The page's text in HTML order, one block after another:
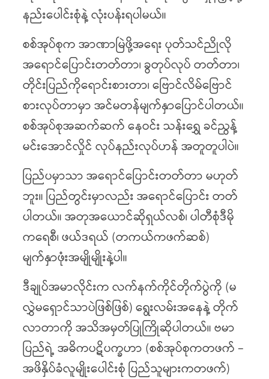
နည်းပေါင်းစုံနဲ့ လုံးပန်းရပါမယ်။
စစ်အုပ်စုက အာဏာမြဲဖို့အရေး ပုတ်သင်ညိုလို
အရောင်ပြောင်းတတ်တာ၊ ခွတုပ်လုပ် တတ်တာ၊
တိုင်းပြည်ကိုရောင်းစားတာ၊ ဗြောင်လိမ်ဗြောင်
စားလုပ်တာမှာ အင်မတန်မျက်နှာပြောင်ပါတယ်။
စစ်အုပ်စုအဆက်ဆက် နေဝင်း သန်းရွှေ ခင်ညွန့်
မင်းအောင်လှိုင် လုပ်နည်းလုပ်ဟန် အတူတူပါပဲ။
ပြည်ပမှာသာ အရောင်ပြောင်းတတ်တာ မဟုတ်
ဘူး။ ပြည်တွင်းမှာလည်း အရောင်ပြောင်း တတ်
ပါတယ်။ အတုအယောင်ဆိုရှယ်လစ်၊ ပါတီစုံဒီမို
ကရေစီ၊ ဖယ်ဒရယ် (တကယ်ကဖက်ဆစ်)
မျက်နှာဖုံးအမျိုမျိုးနဲ့ပါ။
ဒီချုပ်အမာလိုင်းက လက်နက်ကိုင်တိုက်ပွဲကို (မ
လွှဲမရှောင်သာပဲဖြစ်ဖြစ်) ရွေးလမ်းအနေနဲ့ တိုက်
လာတာကို အသိအမှတ်ပြုကြိုဆိုပါတယ်။ ဗမာ
ပြည်ရဲ့ အဓိကပဋိပက္ခဟာ (စစ်အုပ်စုကတဖက် –
အဖိနှိပ်ခံလူမျိုးပေါင်းစုံ ပြည်သူများကတဖက်)